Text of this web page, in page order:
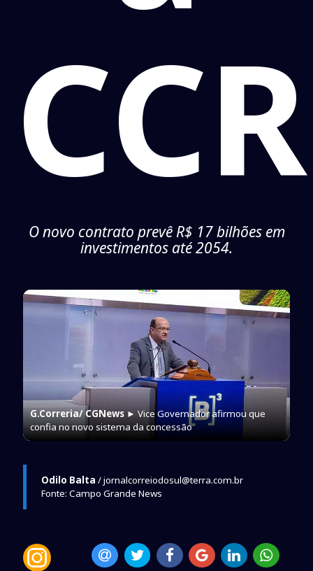
CCR
O novo contrato prevê R$ 17 bilhões em
investimentos até 2054.
G.Correria/ CGNews► Vice Governador afirmou que
confia no novo sistema da concessão
Odilo Balta / jornalcorreiodosul@terra.com.br
Fonte: Campo Grande News